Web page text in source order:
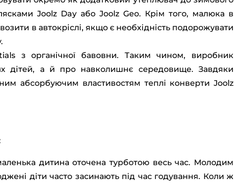
Joolz Day або Joolz Geo. Крім того, малюка в
в автокріслі, якщо є необхідність подорожувати
з органічної бавовни. Таким чином, виробник
дітей, а й про навколишнє середовище. Завдяки
абсорбуючим властивостям теплі конверти Joolz
дитина оточена турботою весь час. Молодим
діти часто засинають під час годування. Коли ж